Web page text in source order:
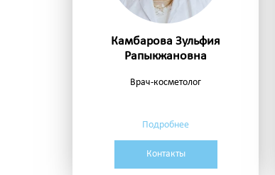
Камбарова Зульфия
Рапыкжановна
Врач-косметолог
Подробнее
Контакты